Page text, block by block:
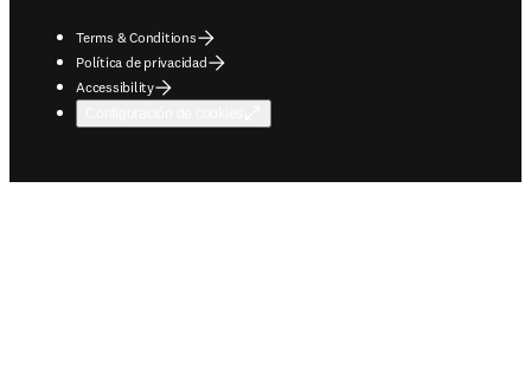
Terms & Conditions
Política de privacidad
Accessibility